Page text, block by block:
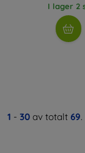
I lager 2
1 - 30 av totalt 69.